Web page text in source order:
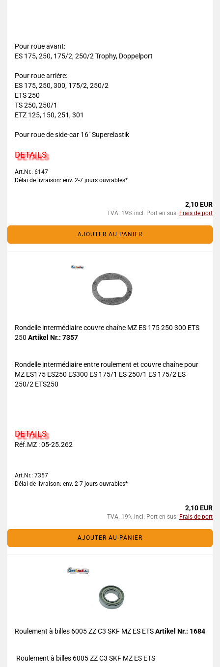
Pour roue avant:
ES 175, 250, 175/2, 250/2 Trophy, Doppelport
Pour roue arrière:
ES 175, 250, 300, 175/2, 250/2
ETS 250
TS 250, 250/1
ETZ 125, 150, 251, 301
Pour roue de side-car 16" Superelastik
DETAILS
Art.Nr.: 6147
Délai de livraison: env. 2-7 jours ouvrables*
2,10 EUR
TVA. 19% incl. Port en sus. Frais de port
AJOUTER AU PANIER
Rondelle intermédiaire couvre chaîne MZ ES 175 250 300 ETS
250 Artikel Nr.: 7357
Rondelle intermédiaire entre roulement et couvre chaîne pour
MZ ES175 ES250 ES300 ES 175/1 ES 250/1 ES 175/2 ES
250/2 ETS250
DETAILS
Réf.MZ : 05-25.262
Art.Nr.: 7357
Délai de livraison: env. 2-7 jours ouvrables*
2,10 EUR
TVA. 19% incl. Port en sus. Frais de port
AJOUTER AU PANIER
Roulement à billes 6005 ZZ C3 SKF MZ ES ETSArtikel Nr.: 1684
Roulement à billes 6005 ZZ C3 SKF MZ ES ETS